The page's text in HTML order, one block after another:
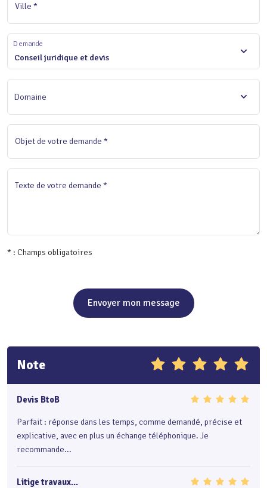
Ville *
Conseil juridique et devis
Demande
Domaine
Objet de votre demande *
Texte de votre demande *
* : Champs obligatoires
Envoyer mon message
Note
Devis BtoB
Parfait : réponse dans les temps, comme demandé, précise et
explicative, avec en plus un échange téléphonique. Je
recommande...
Litige travaux...